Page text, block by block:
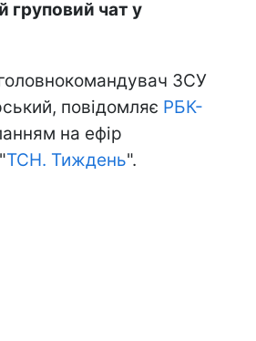
груповий чат у
ЗСУ
повідомляє РБК-
на ефір
ТСН. Тиждень".